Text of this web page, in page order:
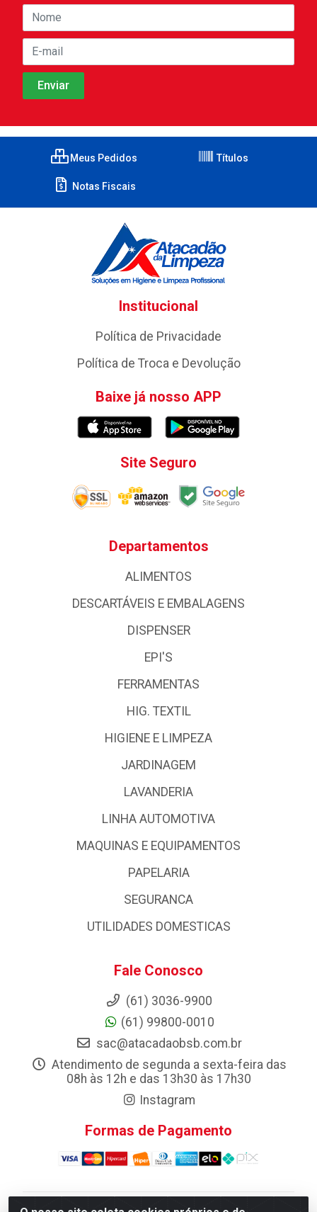
Meus Pedidos Títulos
Notas Fiscais
Institucional
Política de Privacidade
Política de Troca e Devolução
Baixe já nosso APP
Site Seguro
Departamentos
ALIMENTOS
DESCARTÁVEIS E EMBALAGENS
DISPENSER
EPI'S
FERRAMENTAS
HIG. TEXTIL
HIGIENE E LIMPEZA
JARDINAGEM
LAVANDERIA
LINHA AUTOMOTIVA
MAQUINAS E EQUIPAMENTOS
PAPELARIA
SEGURANCA
UTILIDADES DOMESTICAS
Fale Conosco
(61) 3036-9900
(61) 99800-0010
sac@atacadaobsb.com.br
Atendimento de segunda a sexta-feira das
08h às 12h e das 13h30 às 17h30
Instagram
Formas de Pagamento